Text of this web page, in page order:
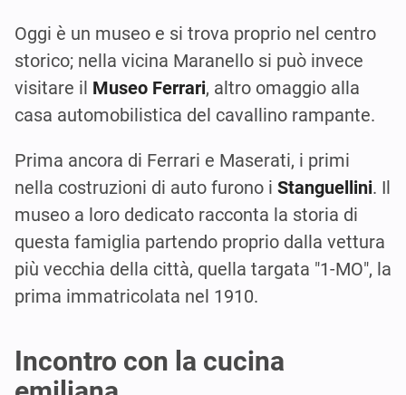
Oggi è un museo e si trova proprio nel centro
storico; nella vicina Maranello si può invece
visitare il Museo Ferrari, altro omaggio alla
casa automobilistica del cavallino rampante.
Prima ancora di Ferrari e Maserati, i primi
nella costruzioni di auto furono i Stanguellini. Il
museo a loro dedicato racconta la storia di
questa famiglia partendo proprio dalla vettura
più vecchia della città, quella targata "1-MO", la
prima immatricolata nel 1910.
Incontro con la cucina